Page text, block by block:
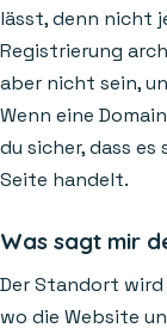
lässt, denn nicht
Registrierung
aber nicht sein,
Wenn eine
du sicher, dass
Seite handelt.
Was sagt mir
Der Standort wird
wo die Website